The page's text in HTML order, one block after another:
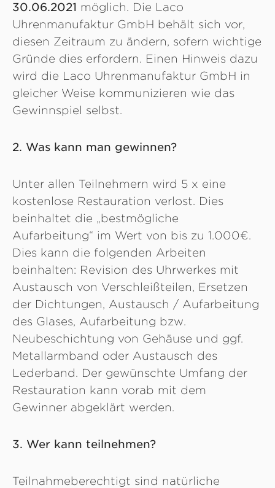
30.06.2021 möglich. Die Laco
Uhrenmanufaktur GmbH behält sich vor,
diesen Zeitraum zu ändern, sofern wichtige
Gründe dies erfordern. Einen Hinweis dazu
wird die Laco Uhrenmanufaktur GmbH in
gleicher Weise kommunizieren wie das
Gewinnspiel selbst.
2. Was kann man gewinnen?
Unter allen Teilnehmern wird 5 x eine
kostenlose Restauration verlost. Dies
beinhaltet die „bestmögliche
Aufarbeitung“ im Wert von bis zu 1.000€.
Dies kann die folgenden Arbeiten
beinhalten: Revision des Uhrwerkes mit
Austausch von Verschleißteilen, Ersetzen
der Dichtungen, Austausch / Aufarbeitung
des Glases, Aufarbeitung bzw.
Neubeschichtung von Gehäuse und ggf.
Metallarmband oder Austausch des
Lederband. Der gewünschte Umfang der
Restauration kann vorab mit dem
Gewinner abgeklärt werden.
3. Wer kann teilnehmen?
Teilnahmeberechtigt sind natürliche